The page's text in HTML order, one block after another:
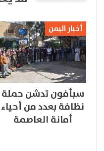
أخبار اليمن
سبأفون تدشن حملة
نظافة بعدد من أحياء
أمانة العاصمة